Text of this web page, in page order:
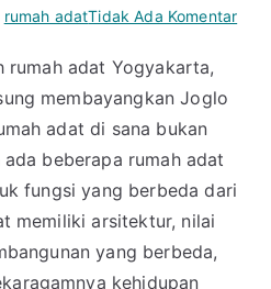
rumah adatTidak Ada Komentar
rumah adat Yogyakarta,
membayangkan Joglo
adat di sana bukan
beberapa rumah adat
fungsi yang berbeda dari
memiliki arsitektur, nilai
yang berbeda,
kehidupan